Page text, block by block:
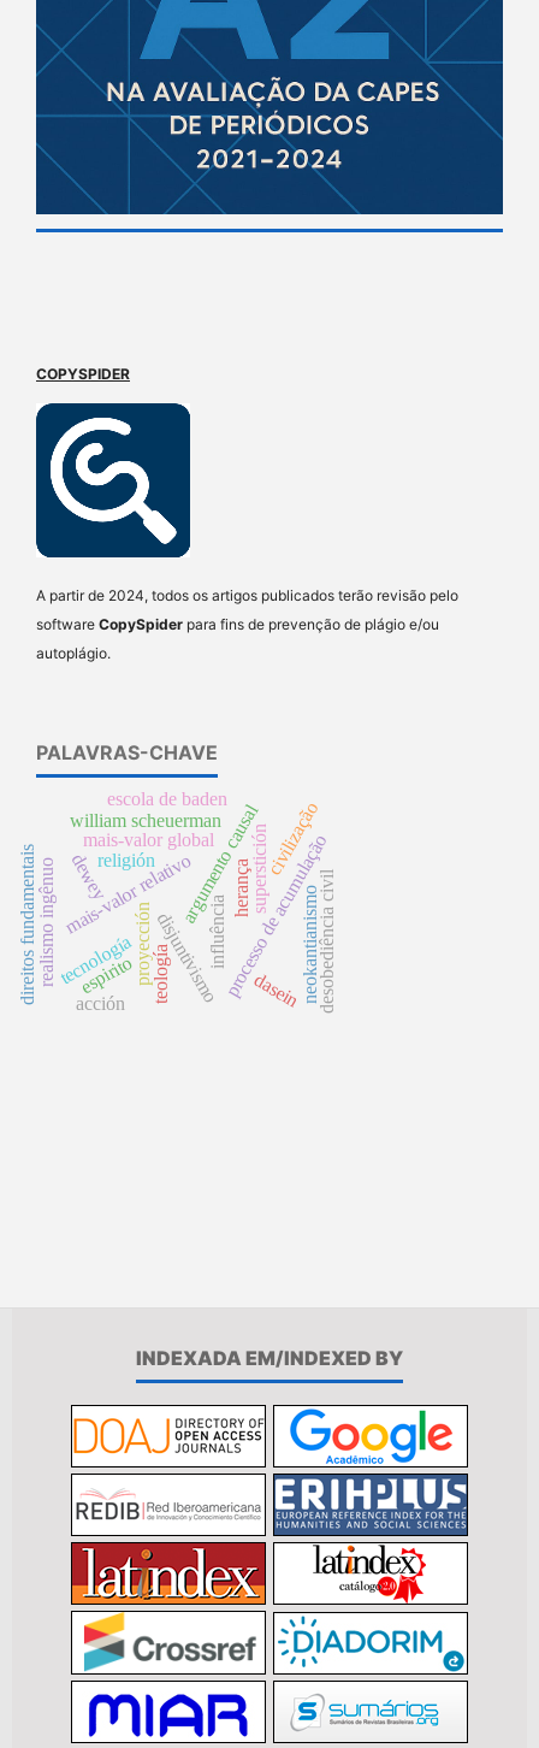
COPYSPIDER
A partir de 2024, todos os artigos publicados terão revisão pelo
software CopySpider para fins de prevenção de plágio e/ou
autoplágio.
PALAVRAS-CHAVE
argumento causal
superstición
proyección processo de acumulação
mais-valor global
mais-valor relativo
disjuntivismo
religión
realismo ingênuotecnología
dewey
teología
direitos fundamentais espirito
influência
william scheuerman
desobediência civil
neokantianismo
escola de baden
dasein
herança
acción
civilização
INDEXADA EM/INDEXED BY